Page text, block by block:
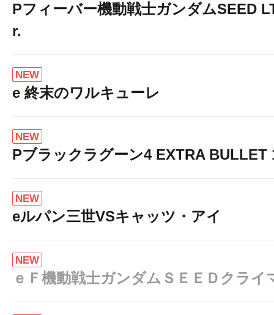
Pフィーバー機動戦士ガンダムSEED
r.
NEW
e 終末のワルキューレ
NEW
Pブラックラグーン4 EXTRA BULLET
NEW
eルパン三世VSキャッツ・アイ
NEW
ｅＦ機動戦士ガンダムＳＥＥＤクライ